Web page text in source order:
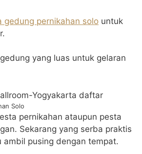
gedung pernikahan solo untuk
yang luas untuk gelaran
Solo
pernikahan ataupun pesta
Sekarang yang serba praktis
ambil pusing dengan tempat.